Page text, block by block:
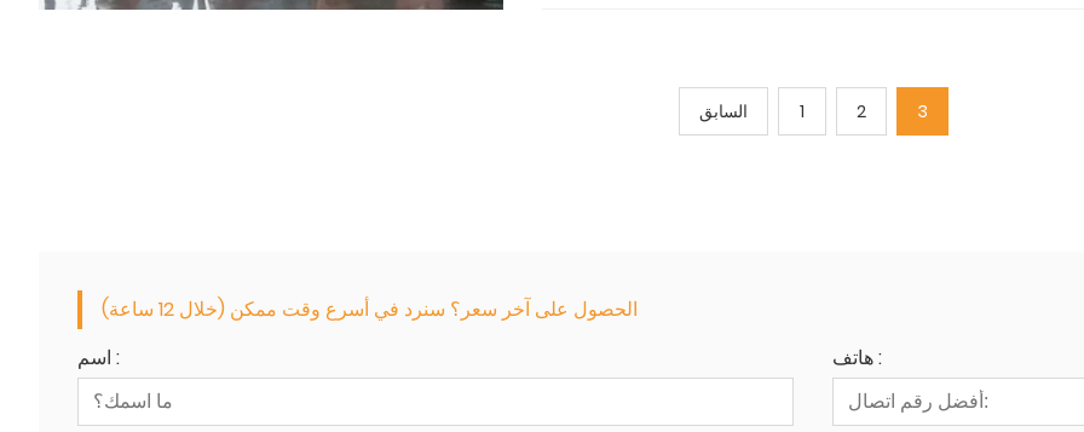
السابق 1 2 3
الحصول على آخر سعر؟ سنرد في أسرع وقت ممكن (خلال 12 ساعة)
اسم :
هاتف :